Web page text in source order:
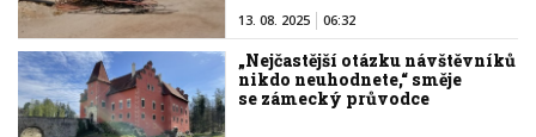
13. 08. 2025 06:32
„Nejčastější otázku návštěvníků
nikdo neuhodnete,“ směje
se zámecký průvodce